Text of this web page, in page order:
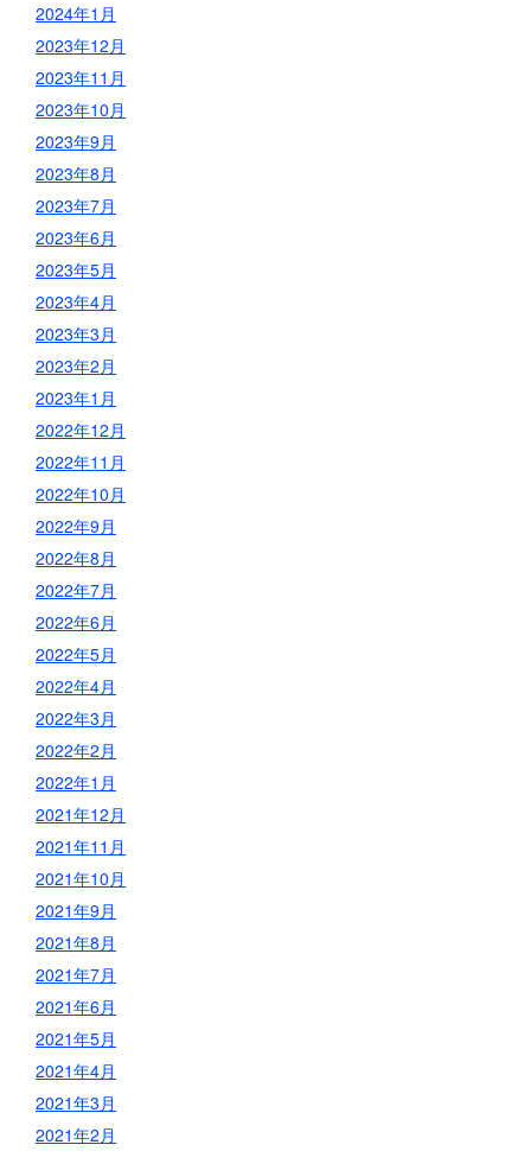
2024年1月
2023年12月
2023年11月
2023年10月
2023年9月
2023年8月
2023年7月
2023年6月
2023年5月
2023年4月
2023年3月
2023年2月
2023年1月
2022年12月
2022年11月
2022年10月
2022年9月
2022年8月
2022年7月
2022年6月
2022年5月
2022年4月
2022年3月
2022年2月
2022年1月
2021年12月
2021年11月
2021年10月
2021年9月
2021年8月
2021年7月
2021年6月
2021年5月
2021年4月
2021年3月
2021年2月